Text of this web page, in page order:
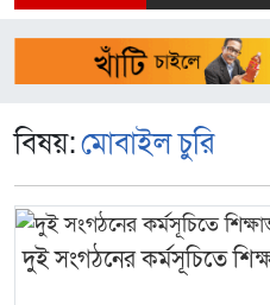
বিষয়:মোবাইল চুরি
দুই সংগঠনের কর্মসূচিতে